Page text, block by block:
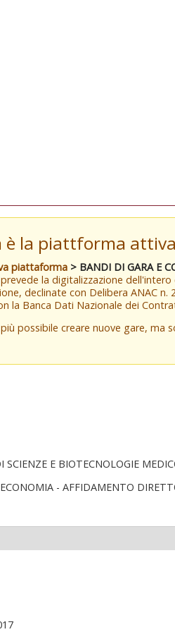
è la piattforma
piattaforma > BANDI DI GARA E
la digitalizzazione
declinate con Delibera ANAC
la Banca Dati Nazionale dei
possibile creare nuove gare,
E BIOTECNOLOGIE
- AFFIDAMENTO